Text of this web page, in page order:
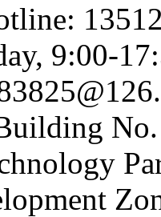
9:00-